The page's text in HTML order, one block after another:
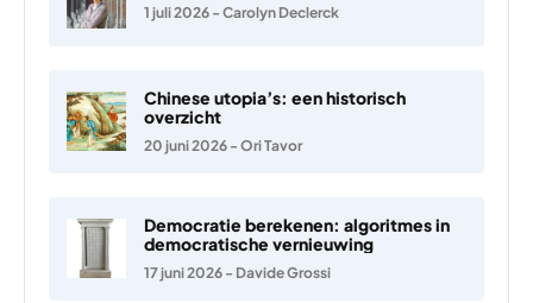
1 juli 2026 - Carolyn Declerck
Chinese utopia’s: een historisch
overzicht
20 juni 2026 - Ori Tavor
Democratie berekenen: algoritmes in
democratische vernieuwing
17 juni 2026 - Davide Grossi